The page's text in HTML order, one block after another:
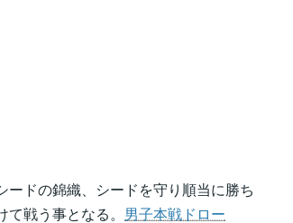
ードの錦織、シードを守り順当に勝ち
戦う事となる。 男子本戦ドロー